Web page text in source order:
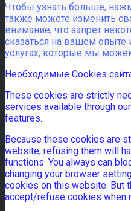
Чтобы узнать больше,
также можете изменить
внимание, что запрет
сказаться на вашем опыте
услугах, которые мы
Необходимые Cookies
These cookies are strictly
services available through
features.
Because these cookies are
website, refusing them will
functions. You always can
changing your browser
cookies on this website. But
accept/refuse cookies when